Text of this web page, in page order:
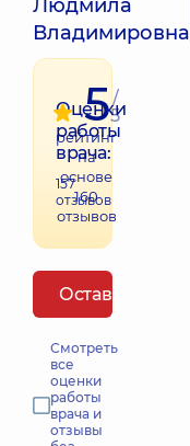
Людмила
Владимировна
Оценки
работы
врача:
157
отзывов
5/
5
рейтинг
на
основе
160
отзывов
Оставить отзыв
Смотреть
все
оценки
работы
врача и
отзывы